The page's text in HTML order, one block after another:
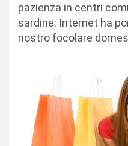
pazienza in centri
sardine: Internet ha
nostro focolare